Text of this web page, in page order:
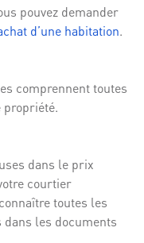
pouvez demander
d’une habitation.
comprennent toutes
propriété.
dans le prix
courtier
toutes les
les documents